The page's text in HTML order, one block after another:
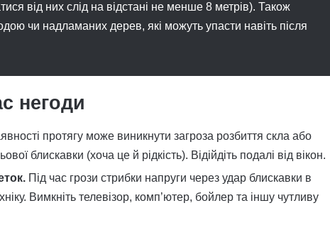
від них слід на відстані не менше 8 метрів). Також
чи надламаних дерев, які можуть упасти навіть після
негоди
протягу може виникнути загроза розбиття скла або
блискавки (хоча це й рідкість). Відійдіть подалі від вікон.
Під час грози стрибки напруги через удар блискавки в
Вимкніть телевізор, комп’ютер, бойлер та іншу чутливу